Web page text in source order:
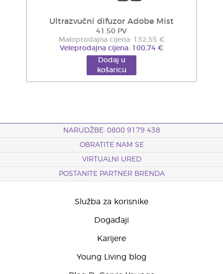
Ultrazvučni difuzor Adobe Mist
41.50 PV
Maloprodajna cijena: 132,55 €
Veleprodajna cijena: 100,74 €
Dodaj u
košaricu
NARUDŽBE: 0800 9179 438
OBRATITE NAM SE
VIRTUALNI URED
POSTANITE PARTNER BRENDA
Služba za korisnike
Događaji
Karijere
Young Living blog